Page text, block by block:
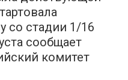
со стадии 1/16
сообщает
комитет